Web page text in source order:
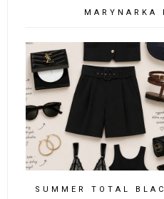
MARYNARKA
SUMMER TOTAL